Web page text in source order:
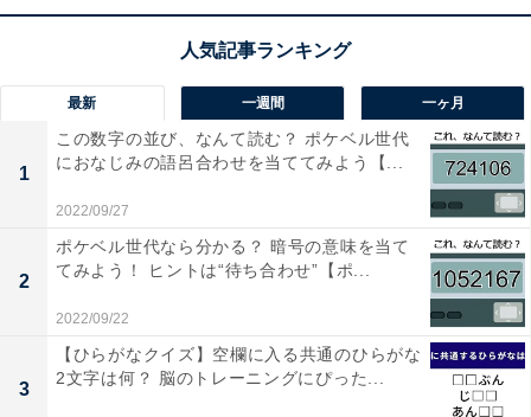
1
最新 一週間 一ヶ月
1
この数字の並び、なんて読む？ ポケベル世代
におなじみの語呂合わせを当ててみよう【...
2022/09/27
2
ポケベル世代なら分かる？ 暗号の意味を当て
てみよう！ ヒントは“待ち合わせ”【ポ...
2022/09/22
3
【ひらがなクイズ】空欄に入る共通のひらがな
2文字は何？ 脳のトレーニングにぴった...